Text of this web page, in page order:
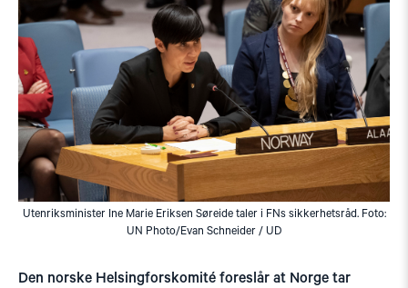
Utenriksminister Ine Marie Eriksen Søreide taler i FNs sikkerhetsråd. Foto:
UN Photo/Evan Schneider / UD
Den norske Helsingforskomité foreslår at Norge tar